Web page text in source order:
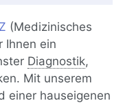
(Medizinisches
Ihnen ein
Diagnostik,
Mit unserem
einer hauseigenen